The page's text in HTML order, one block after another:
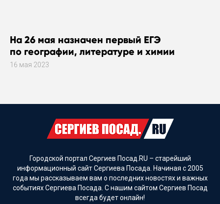
На 26 мая назначен первый ЕГЭ
по географии, литературе и химии
16 мая 2023
Городской портал Сергиев Посад.RU – старейший
информационный сайт Сергиева Посада. Начиная с 2005
года мы рассказываем вам о последних новостях и важных
событиях Сергиева Посада. С нашим сайтом Сергиев Посад
всегда будет онлайн!